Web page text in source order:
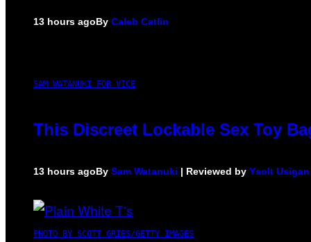
13 hours agoBy Caleb Catlin
SAM WATANUKI FOR VICE
This Discreet Lockable Sex Toy
13 hours agoBy Sam Watanuki | Reviewed by Ysolt Usigan
PHOTO BY SCOTT GRIES/GETTY IMAGES